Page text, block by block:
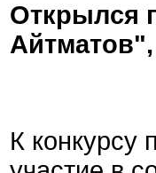
Открылся
К конкурсу